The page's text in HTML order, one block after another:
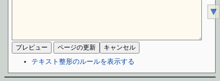
テキスト整形のルールを表示する
▼